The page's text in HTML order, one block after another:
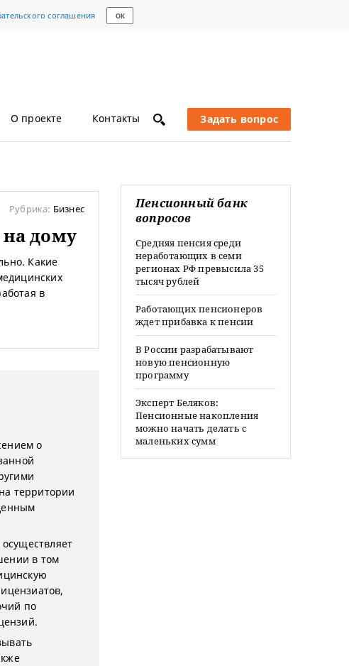
соглашения ОК
О проекте Контакты Задать вопрос
Рубрика: Бизнес
дому
Какие
в
о
территории
в том
по
Пенсионный банк
вопросов
Средняя пенсия среди
неработающих в семи
регионах РФ превысила 35
тысяч рублей
Работающих пенсионеров
ждет прибавка к пенсии
В России разрабатывают
новую пенсионную
программу
Эксперт Беляков:
Пенсионные накопления
можно начать делать с
маленьких сумм